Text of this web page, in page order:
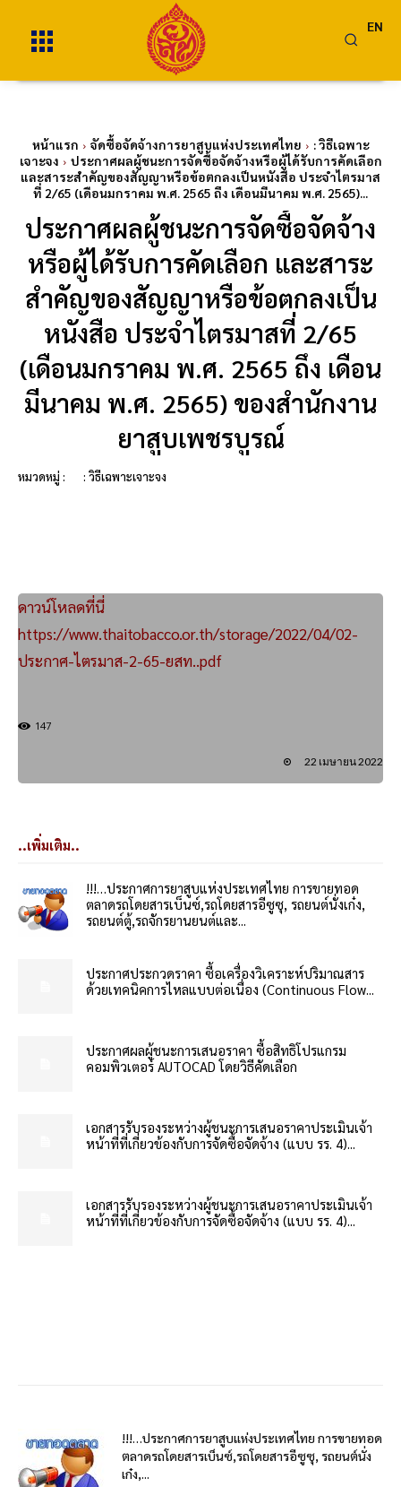
EN
หน้าแรก จัดซื้อจัดจ้างการยาสูบแห่งประเทศไทย
: วิธีเฉพาะ
เจาะจง
ประกาศผลผู้ชนะการจัดซื้อจัดจ้างหรือผู้ได้รับการคัดเลือก
และสาระสำคัญของสัญญาหรือข้อตกลงเป็นหนังสือ ประจำไตรมาส
ที่ 2/65 (เดือนมกราคม พ.ศ. 2565 ถึง เดือนมีนาคม พ.ศ. 2565)...
ประกาศผลผู้ชนะการจัดซื้อจัดจ้าง
หรือผู้ได้รับการคัดเลือก และสาระ
สำคัญของสัญญาหรือข้อตกลงเป็น
หนังสือ ประจำไตรมาสที่ 2/65
(เดือนมกราคม พ.ศ. 2565 ถึง เดือน
มีนาคม พ.ศ. 2565) ของสำนักงาน
ยาสูบเพชรบูรณ์
หมวดหมู่ : : วิธีเฉพาะเจาะจง
ดาวน์โหลดที่นี่
https://www.thaitobacco.or.th/storage/2022/04/02-
ประกาศ-ไตรมาส-2-65-ยสท..pdf
147
22 เมษายน 2022
..เพิ่มเติม..
!!!…ประกาศการยาสูบแห่งประเทศไทย การขายทอด
ตลาดรถโดยสารเบ็นซ์,รถโดยสารอีซูซุ, รถยนต์นั่งเก๋ง,
รถยนต์ตู้,รถจักรยานยนต์และ...
ประกาศประกวดราคา ซื้อเครื่องวิเคราะห์ปริมาณสาร
ด้วยเทคนิคการไหลแบบต่อเนื่อง (Continuous Flow...
ประกาศผลผู้ชนะการเสนอราคา ซื้อสิทธิโปรแกรม
คอมพิวเตอร์ AUTOCAD โดยวิธีคัดเลือก
เอกสารรับรองระหว่างผู้ชนะการเสนอราคาประเมินเจ้า
หน้าที่ที่เกี่ยวข้องกับการจัดซื้อจัดจ้าง (แบบ รร. 4)...
เอกสารรับรองระหว่างผู้ชนะการเสนอราคาประเมินเจ้า
หน้าที่ที่เกี่ยวข้องกับการจัดซื้อจัดจ้าง (แบบ รร. 4)...
!!!…ประกาศการยาสูบแห่งประเทศไทย การขายทอด
ตลาดรถโดยสารเบ็นซ์,รถโดยสารอีซูซุ, รถยนต์นั่ง
เก๋ง,...